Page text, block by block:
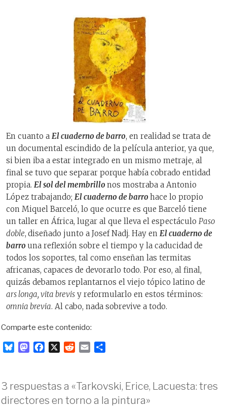
En cuanto a El cuaderno de barro, en realidad se trata de
un documental escindido de la película anterior, ya que,
si bien iba a estar integrado en un mismo metraje, al
final se tuvo que separar porque había cobrado entidad
propia. El sol del membrillonos mostraba a Antonio
López trabajando; El cuaderno de barrohace lo propio
con Miquel Barceló, lo que ocurre es que Barceló tiene
un taller en África, lugar al que lleva el espectáculo Paso
doble, diseñado junto a Josef Nadj. Hay en El cuaderno de
barro una reflexión sobre el tiempo y la caducidad de
todos los soportes, tal como enseñan las termitas
africanas, capaces de devorarlo todo. Por eso, al final,
quizás debamos replantarnos el viejo tópico latino de
ars longa, vita brevis y reformularlo en estos términos:
omnia brevia. Al cabo, nada sobrevive a todo.
Comparte este contenido:
s
k
M
o
d
e
b
o
X
d
i
t
i
l
a
r
3 respuestas a «Tarkovski, Erice, Lacuesta: tres
directores en torno a la pintura»